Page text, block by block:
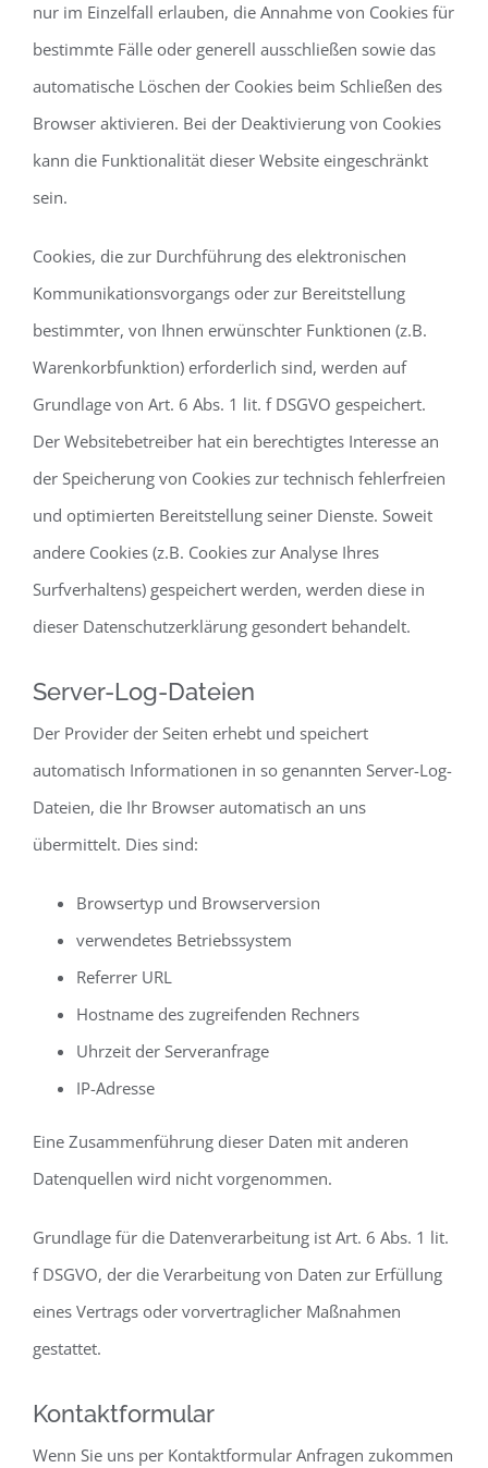
nur im Einzelfall erlauben, die Annahme von Cookies für
bestimmte Fälle oder generell ausschließen sowie das
automatische Löschen der Cookies beim Schließen des
Browser aktivieren. Bei der Deaktivierung von Cookies
kann die Funktionalität dieser Website eingeschränkt
sein.
Cookies, die zur Durchführung des elektronischen
Kommunikationsvorgangs oder zur Bereitstellung
bestimmter, von Ihnen erwünschter Funktionen (z.B.
Warenkorbfunktion) erforderlich sind, werden auf
Grundlage von Art. 6 Abs. 1 lit. f DSGVO gespeichert.
Der Websitebetreiber hat ein berechtigtes Interesse an
der Speicherung von Cookies zur technisch fehlerfreien
und optimierten Bereitstellung seiner Dienste. Soweit
andere Cookies (z.B. Cookies zur Analyse Ihres
Surfverhaltens) gespeichert werden, werden diese in
dieser Datenschutzerklärung gesondert behandelt.
Server-Log-Dateien
Der Provider der Seiten erhebt und speichert
automatisch Informationen in so genannten Server-Log-
Dateien, die Ihr Browser automatisch an uns
übermittelt. Dies sind:
Browsertyp und Browserversion
verwendetes Betriebssystem
Referrer URL
Hostname des zugreifenden Rechners
Uhrzeit der Serveranfrage
IP-Adresse
Eine Zusammenführung dieser Daten mit anderen
Datenquellen wird nicht vorgenommen.
Grundlage für die Datenverarbeitung ist Art. 6 Abs. 1 lit.
f DSGVO, der die Verarbeitung von Daten zur Erfüllung
eines Vertrags oder vorvertraglicher Maßnahmen
gestattet.
Kontaktformular
Wenn Sie uns per Kontaktformular Anfragen zukommen